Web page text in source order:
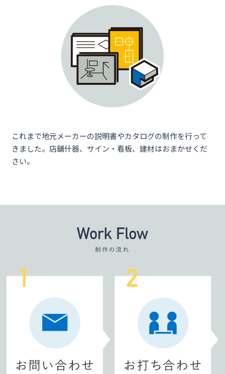
これまで地元メーカーの説明書やカタログの制作を行って
きました。店舗什器、サイン・看板、建材はおまかせくだ
さい。